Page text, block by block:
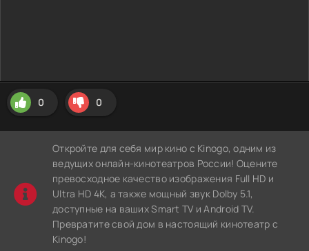
0 0
Откройте для себя мир кино с Kinogo, одним из
ведущих онлайн-кинотеатров России! Оцените
превосходное качество изображения Full HD и
Ultra HD 4K, а также мощный звук Dolby 5.1,
доступные на ваших Smart TV и Android TV.
Превратите свой дом в настоящий кинотеатр с
Kinogo!